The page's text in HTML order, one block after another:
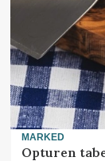
MARKED
Opturen